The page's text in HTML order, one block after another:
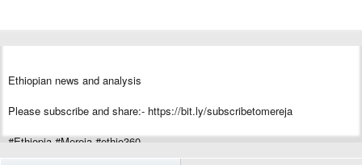
Ethiopian news and analysis
Please subscribe and share:- https://bit.ly/subscribetomereja
#Ethiopia #Mereja #ethio360